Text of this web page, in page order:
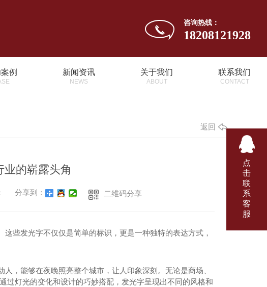
咨询热线：
18208121928
例 新闻资讯
NEWS
关于我们
ABOUT
联系我们
CONTACT
返回
业的崭露头角
分享到： 二维码分享
些发光字不仅仅是简单的标识，更是一种独特的表达方式，
，能够在夜晚照亮整个城市，让人印象深刻。无论是商场、
过灯光的变化和设计的巧妙搭配，发光字呈现出不同的风格和
点
击
联
系
客
服